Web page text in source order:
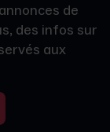
de
des infos sur
aux